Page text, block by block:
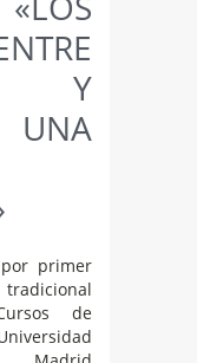
Y
primer
de